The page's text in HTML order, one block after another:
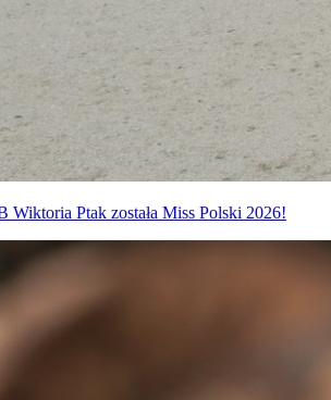
Wiktoria Ptak została Miss Polski 2026!